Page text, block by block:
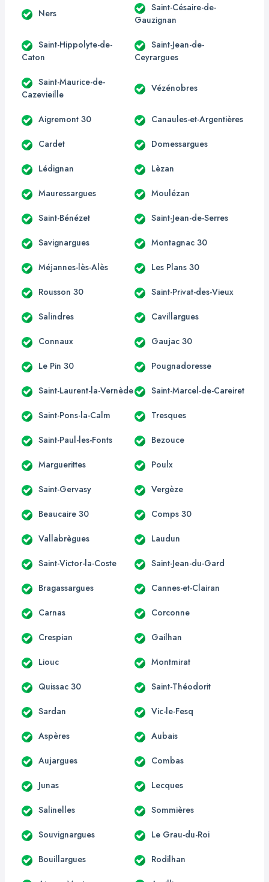
Ners
Saint-Césaire-de-
Gauzignan
Saint-Hippolyte-de-
Caton
Saint-Jean-de-
Ceyrargues
Saint-Maurice-de-
Cazevieille
Vézénobres
Aigremont 30 Canaules-et-Argentières
Cardet Domessargues
Lédignan Lèzan
Mauressargues Moulézan
Saint-Bénézet Saint-Jean-de-Serres
Savignargues Montagnac 30
Méjannes-lès-Alès Les Plans 30
Rousson 30 Saint-Privat-des-Vieux
Salindres Cavillargues
Connaux Gaujac 30
Le Pin 30 Pougnadoresse
Saint-Laurent-la-Vernède Saint-Marcel-de-Careiret
Saint-Pons-la-Calm Tresques
Saint-Paul-les-Fonts Bezouce
Marguerittes Poulx
Saint-Gervasy Vergèze
Beaucaire 30 Comps 30
Vallabrègues Laudun
Saint-Victor-la-Coste Saint-Jean-du-Gard
Bragassargues Cannes-et-Clairan
Carnas Corconne
Crespian Gailhan
Liouc Montmirat
Quissac 30 Saint-Théodorit
Sardan Vic-le-Fesq
Aspères Aubais
Aujargues Combas
Junas Lecques
Salinelles Sommières
Souvignargues Le Grau-du-Roi
Bouillargues Rodilhan